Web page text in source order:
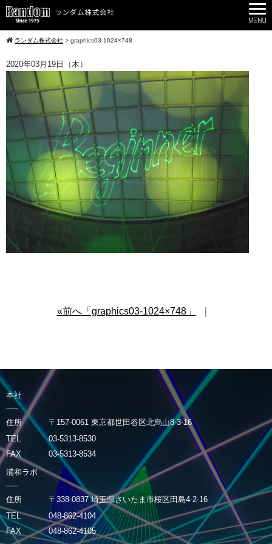
ランダム株式会社 > graphics03-1024×748
2020年03月19日（木）
«前へ「graphics03-1024×748」
本社
住所
〒157-0061 東京都世田谷区北烏山8-3-16
TEL
03-5313-8530
FAX
03-5313-8534
浦和ラボ
住所
〒338-0837 埼玉県さいたま市桜区田島4-2-16
TEL
048-862-4104
FAX
048-862-4105